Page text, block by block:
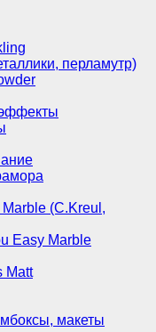
перламутр)
(C.Kreul,
Easy Marble
Matt
макеты